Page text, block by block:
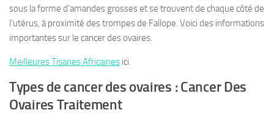
sous la forme d’amandes grosses et se trouvent de chaque côté de
l’utérus, à proximité des trompes de Fallope. Voici des informations
importantes sur le cancer des ovaires.
Meilleures Tisanes Africaines ici
Types de cancer des ovaires : Cancer Des
Ovaires Traitement